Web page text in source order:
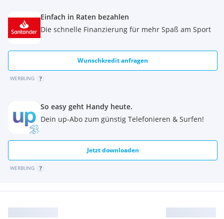
Einfach in Raten bezahlen
Die schnelle Finanzierung für mehr Spaß am Sport
Wunschkredit anfragen
WERBUNG
So easy geht Handy heute.
Dein up-Abo zum günstig Telefonieren & Surfen!
Jetzt downloaden
WERBUNG